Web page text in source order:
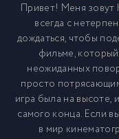
Привет! Меня зовут
всегда с
дождаться, чтобы
фильме,
неожиданных
просто
игра была на
самого конца. Если
в мир